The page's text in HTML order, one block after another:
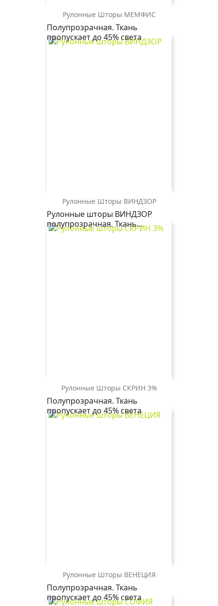
Рулонные Шторы МЕМФИС
Полупрозрачная. Ткань
пропускает до 45% света
МЕМФИС
2261
св.
МЕМФИС
0225
белый
2868
св.
Рулонные Шторы ВИНДЗОР
Рулонные шторы ВИНДЗОР
полупрозрачная. Ткань...
ВИНДЗОР
0225
белый
Рулонные Шторы СКРИН 3%
Полупрозрачная. Ткань
пропускает до 45% света
СКРИН
3%
1852
СКРИН
3%
2259
Рулонные Шторы ВЕНЕЦИЯ
Полупрозрачная. Ткань
пропускает до 45% света
БЬЯНКА
0225
белый
ВЕНЕЦИЯ
1852
серый